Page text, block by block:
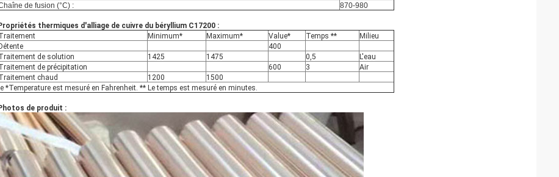
de fusion (°C) :
870-980
thermiques d'alliage de cuivre du béryllium C17200 :
Minimum* Maximum* Value* Temps **
Milieu
Détente
400
de solution
1425 1475 0,5
L'eau
de précipitation
600 3
Air
chaud
1200
1500
le *Temperature est mesuré en Fahrenheit. ** Le temps est mesuré en minutes.
de produit :